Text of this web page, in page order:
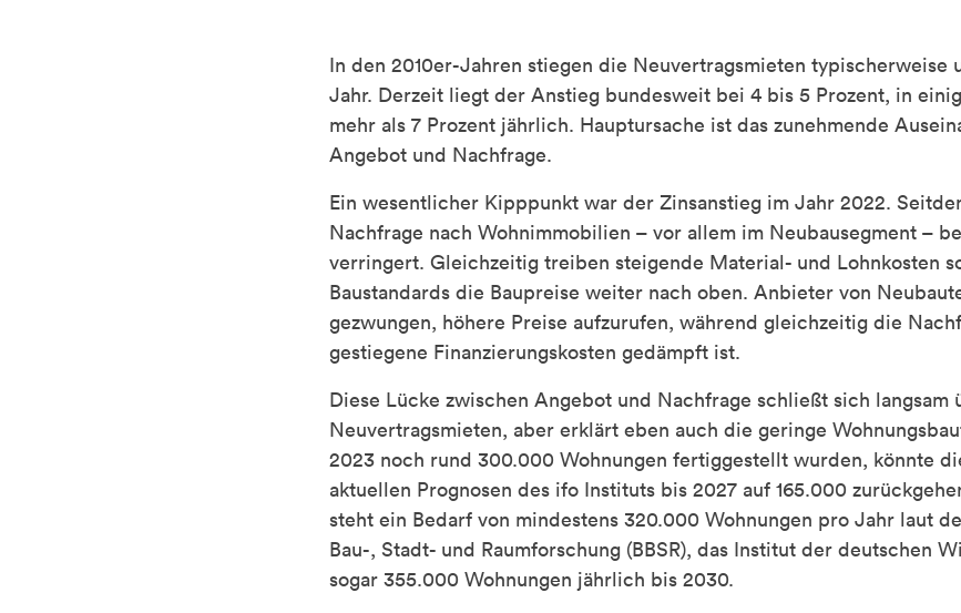
In den 2010er-Jahren stiegen die Neuvertragsmieten typischerweise
Jahr. Derzeit liegt der Anstieg bundesweit bei 4 bis 5 Prozent, in
mehr als 7 Prozent jährlich. Hauptursache ist das zunehmende
Angebot und Nachfrage.
Ein wesentlicher Kipppunkt war der Zinsanstieg im Jahr 2022.
Nachfrage nach Wohnimmobilien – vor allem im Neubausegment –
verringert. Gleichzeitig treiben steigende Material- und Lohnkosten
Baustandards die Baupreise weiter nach oben. Anbieter von
gezwungen, höhere Preise aufzurufen, während gleichzeitig die
gestiegene Finanzierungskosten gedämpft ist.
Diese Lücke zwischen Angebot und Nachfrage schließt sich langsam
Neuvertragsmieten, aber erklärt eben auch die geringe
2023 noch rund 300.000 Wohnungen fertiggestellt wurden, könnte
aktuellen Prognosen des ifo Instituts bis 2027 auf 165.000
steht ein Bedarf von mindestens 320.000 Wohnungen pro Jahr laut
Bau-, Stadt- und Raumforschung (BBSR), das Institut der deutschen
sogar 355.000 Wohnungen jährlich bis 2030.